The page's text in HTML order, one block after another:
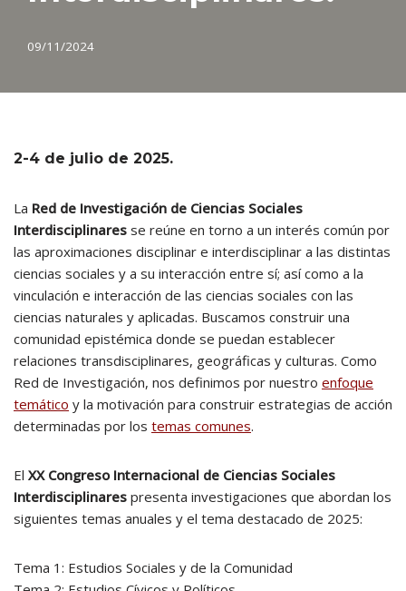
09/11/2024
2-4 de julio de 2025.
La Red de Investigación de Ciencias Sociales
Interdisciplinares se reúne en torno a un interés común por
las aproximaciones disciplinar e interdisciplinar a las distintas
ciencias sociales y a su interacción entre sí; así como a la
vinculación e interacción de las ciencias sociales con las
ciencias naturales y aplicadas. Buscamos construir una
comunidad epistémica donde se puedan establecer
relaciones transdisciplinares, geográficas y culturas. Como
Red de Investigación, nos definimos por nuestro enfoque
temático y la motivación para construir estrategias de acción
determinadas por los temas comunes.
El XX Congreso Internacional de Ciencias Sociales
Interdisciplinares presenta investigaciones que abordan los
siguientes temas anuales y el tema destacado de 2025:
Tema 1: Estudios Sociales y de la Comunidad